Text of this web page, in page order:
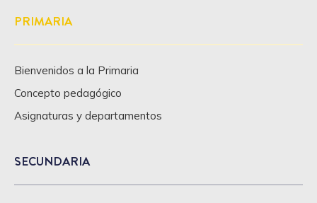
PRIMARIA
Bienvenidos a la Primaria
Concepto pedagógico
Asignaturas y departamentos
SECUNDARIA